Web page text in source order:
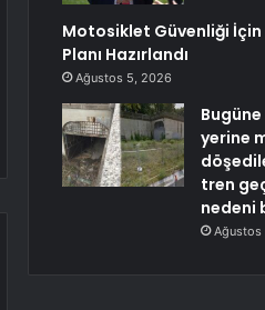
Motosiklet Güvenliği İçin
Planı Hazırlandı
Ağustos 5, 2026
yerine
tren
nedeni
Ağustos